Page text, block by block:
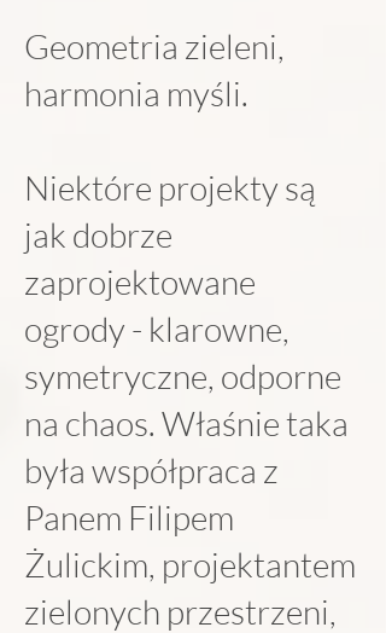
Geometria zieleni,
harmonia myśli.
Niektóre projekty są
jak dobrze
zaprojektowane
ogrody - klarowne,
symetryczne, odporne
na chaos. Właśnie taka
była współpraca z
Panem Filipem
Żulickim, projektantem
zielonych przestrzeni,